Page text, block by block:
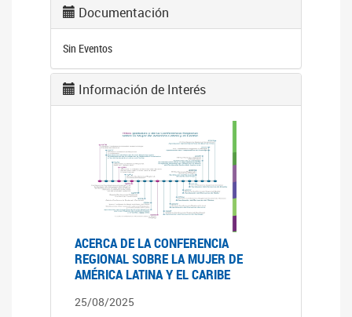
Documentación
Sin Eventos
Información de Interés
ACERCA DE LA CONFERENCIA
REGIONAL SOBRE LA MUJER DE
AMÉRICA LATINA Y EL CARIBE
25/08/2025